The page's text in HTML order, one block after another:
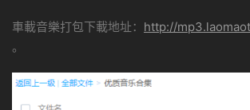
車載音樂打包下載地址： http://
。